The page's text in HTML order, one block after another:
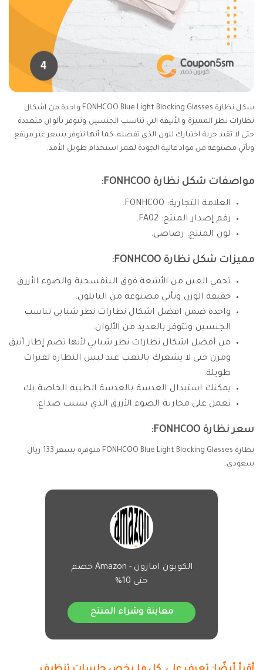
شكل نظارة FONHCOO Blue Light Blocking Glasses واحدة من اشكال
نظارات نظر المميزة والأنيقة التي تناسب الجنسين وتتوفر بألوان متعددة
حتى لا تقيد حرية اختيارك للون الذي تفضله، كما أنها تتوفر بسعر غير مرتفع
وتأتي مصنوعه من مواد عالية الجودة لعمر استخدام طويل الأمد.
مواصفات شكل نظارة FONHCOO:
العلامة التجارية: FONHCOO.
رقم إصدار المنتج: FA02.
لون المنتج: رصاصي.
مميزات شكل نظارة FONHCOO:
تحمي العين من الأشعة فوق البنفسجية والضوء الأزرق.
خفيفة الوزن وتأتي مصنوعه من النايلون.
واحدة ضمن افضل اشكال نظارات نظر شبابي تناسب
الجنسين وتتوفر بالعديد من الألوان.
من أفضل اشكال نظارات نظر شبابي لأنها تضم إطار أنيق
ومرن حتى لا يشعرك بالتعب عند لبس النظارة لفترات
طويلة.
يمكنك استبدال العدسة بالعدسة الطبية الخاصة بك.
تعمل على محاربة الضوء الأزرق الذي يسبب صداع.
سعر نظارة FONHCOO:
نظارة FONHCOO Blue Light Blocking Glasses متوفرة بسعر 133 ريال
سعودي.
الكوبون امازون - Amazon خصم
حتى 10%
معاينة وشراء المنتج